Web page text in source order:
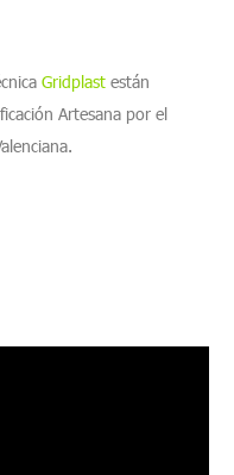
Gridplast están
Artesana por el